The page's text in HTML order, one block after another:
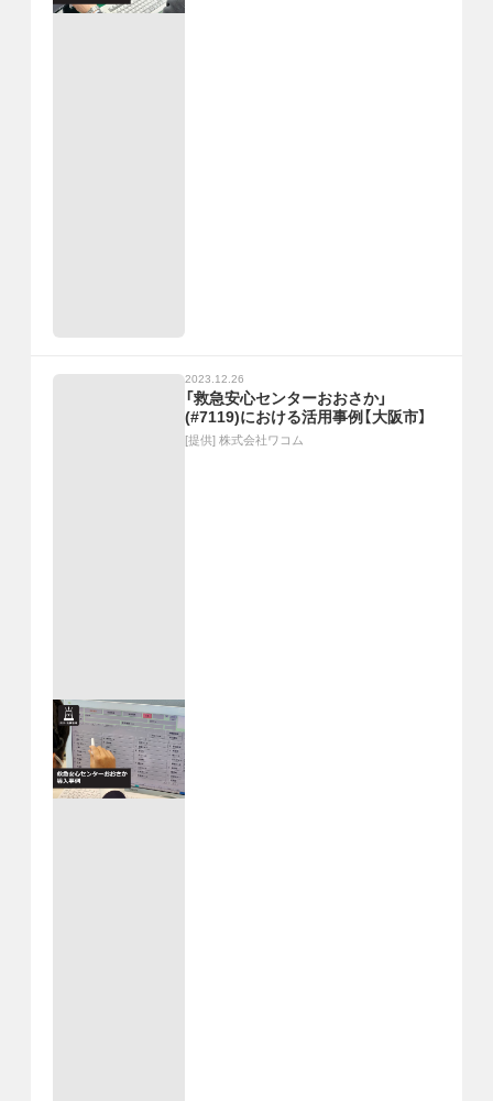
2023.12.26
「救急安心センターおおさか」
(#7119)における活用事例【大阪市】
[提供] 株式会社ワコム